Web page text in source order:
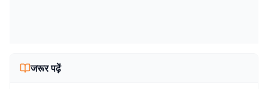
जरूर पढ़ें